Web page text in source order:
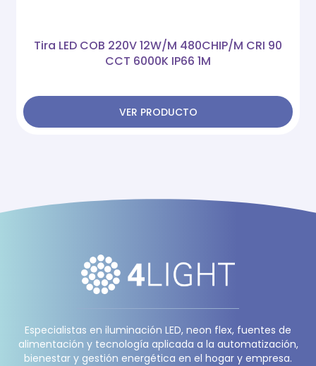
Tira LED COB 220V 12W/M 480CHIP/M CRI 90
CCT 6000K IP66 1M
VER PRODUCTO
Especialistas en iluminación LED, neon flex, fuentes de
alimentación y tecnología aplicada a la automatización,
bienestar y gestión energética en el hogar y empresa.